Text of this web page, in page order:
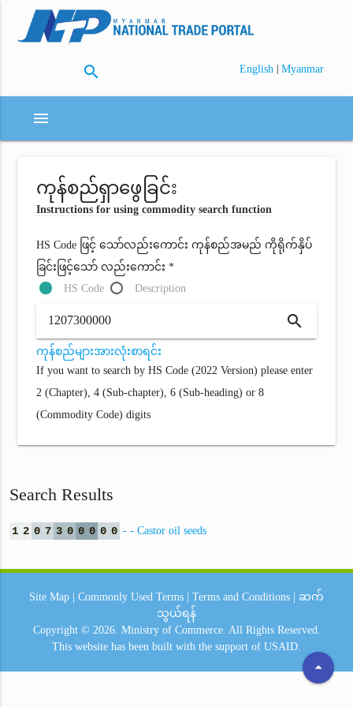
search English | Myanmar
menu
ကုန်စည်ရှာဖွေခြင်း
Instructions for using commodity search function
HS Code ဖြင့် သော်လည်းကောင်း ကုန်စည်အမည် ကိုရိုက်နှိပ်
ခြင်းဖြင့်သော် လည်းကောင်း *
HS Code
Description
search
ကုန်စည်များအားလုံးစာရင်း
If you want to search by HS Code (2022 Version) please enter
2 (Chapter), 4 (Sub-chapter), 6 (Sub-heading) or 8
(Commodity Code) digits
Search Results
1 2 0 7 3 0 0 0 0 0 - - Castor oil seeds
arrow_drop_up
Site Map Commonly Used Terms Terms and Conditions
ဆက်
သွယ်ရန်
Copyright © 2026. Ministry of Commerce. All Rights Reserved.
This website has been built with the support of USAID.